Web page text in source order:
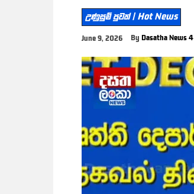
උණුසුම් පුවත් | Hot News
June 9, 2026 By Dasatha News 4